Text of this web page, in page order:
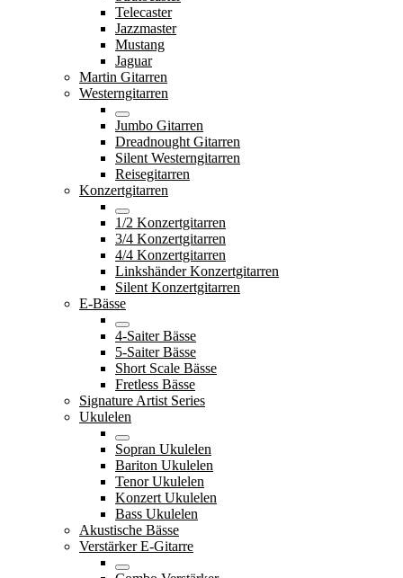
Telecaster
Jazzmaster
Mustang
Jaguar
Martin Gitarren
Westerngitarren
Jumbo Gitarren
Dreadnought Gitarren
Silent Westerngitarren
Reisegitarren
Konzertgitarren
1/2 Konzertgitarren
3/4 Konzertgitarren
4/4 Konzertgitarren
Linkshänder Konzertgitarren
Silent Konzertgitarren
E-Bässe
4-Saiter Bässe
5-Saiter Bässe
Short Scale Bässe
Fretless Bässe
Signature Artist Series
Ukulelen
Sopran Ukulelen
Bariton Ukulelen
Tenor Ukulelen
Konzert Ukulelen
Bass Ukulelen
Akustische Bässe
Verstärker E-Gitarre